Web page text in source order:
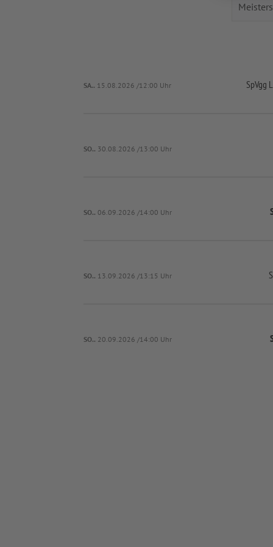
SA.. 15.08.2026 /12:00 Uhr SpVgg
SO.. 30.08.2026 /13:00 Uhr
SO.. 06.09.2026 /14:00 Uhr
SO.. 13.09.2026 /13:15 Uhr
SO.. 20.09.2026 /14:00 Uhr